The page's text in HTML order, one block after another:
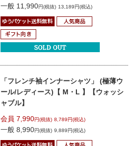
一般 11,990円(税抜) 13,189円(税込)
「フレンチ袖インナーシャツ」
(極薄ウ
ール/レディース)【 M・L 】
【ウォッシ
ャブル】
会員 7,990円(税抜) 8,789円(税込)
一般 8,990円(税抜) 9,889円(税込)